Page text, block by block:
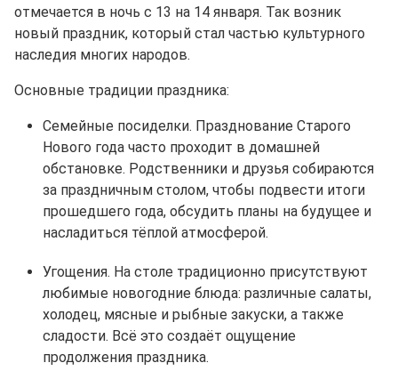
отмечается в ночь с 13 на 14 января. Так возник
новый праздник, который стал частью культурного
наследия многих народов.
Основные традиции праздника:
Семейные посиделки. Празднование Старого
Нового года часто проходит в домашней
обстановке. Родственники и друзья собираются
за праздничным столом, чтобы подвести итоги
прошедшего года, обсудить планы на будущее и
насладиться тёплой атмосферой.
Угощения. На столе традиционно присутствуют
любимые новогодние блюда: различные салаты,
холодец, мясные и рыбные закуски, а также
сладости. Всё это создаёт ощущение
продолжения праздника.